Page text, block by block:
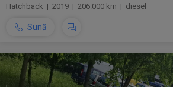
Hatchback | 2019 | 206.000 km | diesel
Sună